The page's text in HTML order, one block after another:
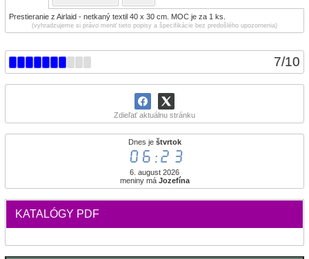
7/10
Zdieľať aktuálnu stránku
Dnes je štvrtok
06:23
6. august 2026
meniny má Jozefína
KATALÓGY PDF
Prestieranie z Airlaid - netkaný textil 40 x 30 cm. MOC je za 1 ks.
(vyhradzujeme si právo meniť tieto popisy a špecifikácie bez predošlého upozornenia)